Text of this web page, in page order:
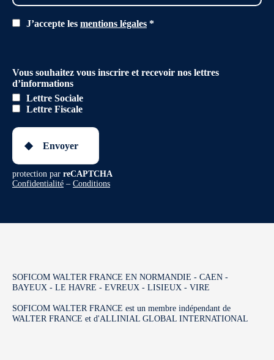
J’accepte les mentions légales *
Vous souhaitez vous inscrire et recevoir nos lettres
d’informations
Lettre Sociale
Lettre Fiscale
Envoyer
protection par reCAPTCHA
Confidentialité – Conditions
SOFICOM WALTER FRANCE EN NORMANDIE - CAEN -
BAYEUX - LE HAVRE - EVREUX - LISIEUX - VIRE
SOFICOM WALTER FRANCE est un membre indépendant de
WALTER FRANCE et d'ALLINIAL GLOBAL INTERNATIONAL